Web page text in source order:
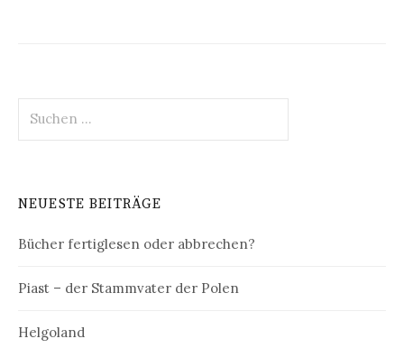
nach:
NEUESTE BEITRÄGE
Bücher fertiglesen oder abbrechen?
Piast – der Stammvater der Polen
Helgoland